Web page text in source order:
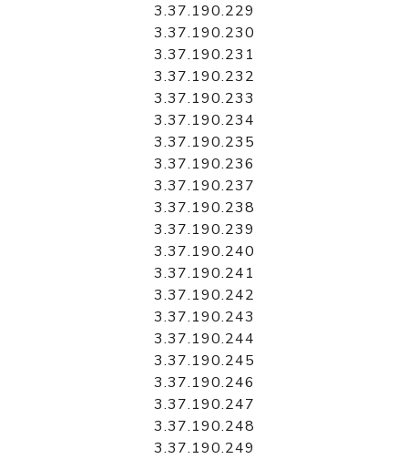
3.37.190.229
3.37.190.230
3.37.190.231
3.37.190.232
3.37.190.233
3.37.190.234
3.37.190.235
3.37.190.236
3.37.190.237
3.37.190.238
3.37.190.239
3.37.190.240
3.37.190.241
3.37.190.242
3.37.190.243
3.37.190.244
3.37.190.245
3.37.190.246
3.37.190.247
3.37.190.248
3.37.190.249